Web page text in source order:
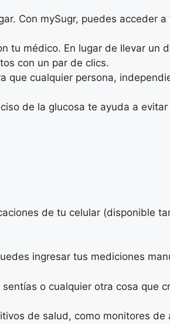
Con mySugr, puedes acceder
tu médico. En lugar de llevar un
con un par de clics.
que cualquier persona,
de la glucosa te ayuda a
de tu celular (disponible
ingresar tus mediciones
o cualquier otra cosa que
de salud, como monitores